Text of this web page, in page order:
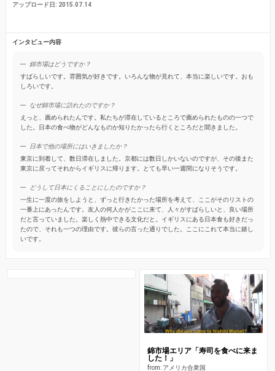
アップロード日: 2015.07.14
インタビュー内容
錦市場はどうですか？
すばらしいです。雰囲気が好きです。いろんな物が見れて、本当に楽しいです。おも
しろいです。
なぜ錦市場に訪れたのですか？
えっと、薦められたんです。私たちが滞在しているところで薦められたものの一つで
した。日本の食べ物がどんなものか知りたかったら行くところだと聞きました。
日本で他の場所にはいきましたか？
東京に到着して、数日滞在しました。京都には数日しかいないのですが、その後また
東京に戻ってそれからイギリスに帰ります。とても早い一週間になりそうです。
どうして日本にくることにしたのですか？
一生に一度の旅をしようと、ずっと行きたかった場所を考えて、ここがそのリストの
一番上にあったんです。友人の何人かがここに来て、人々がすばらしいと、良い場所
だと言っていました。楽しく熱中できる文化だと。イギリスにある日本食も好きだっ
たので、それも一つの理由です。彼らの言った通りでした。ここにこれて本当に嬉し
いです。
錦市場エリア「寿司を食べに来ま
した！」
from: アメリカ合衆国